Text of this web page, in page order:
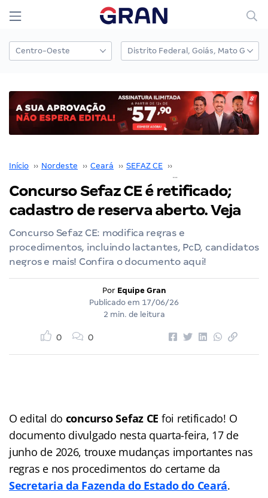
Início ›› Nordeste ›› Ceará ›› SEFAZ CE ››
Concurso Sefaz CE é retificado;
cadastro de reserva aberto. Veja
Concurso Sefaz CE: modifica regras e
procedimentos, incluindo lactantes, PcD, candidatos
negros e mais! Confira o documento aqui!
Por Equipe Gran
Publicado em 17/06/26
2 min. de leitura
0 0
O edital do concurso Sefaz CE foi retificado! O
documento divulgado nesta quarta-feira, 17 de
junho de 2026, trouxe mudanças importantes nas
regras e nos procedimentos do certame da
Secretaria da Fazenda do Estado do Ceará.